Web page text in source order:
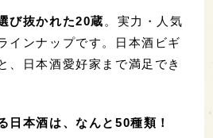
び抜かれた20蔵 。実力・人気
インナップです。日本酒ビギ
、日本酒愛好家まで満足でき
日本酒は、なんと50種類！